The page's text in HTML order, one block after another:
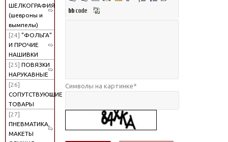
ШЕЛКОГРАФИЯ
(шевроны и
вымпелы)
[24] "ФОЛЬГА"
И ПРОЧИЕ
НАШИВКИ
[25] ПОВЯЗКИ
НАРУКАВНЫЕ
[26]
СОПУТСТВУЮЩИЕ
ТОВАРЫ
[27]
ПНЕВМАТИКА,
МАКЕТЫ
Символы на картинке*